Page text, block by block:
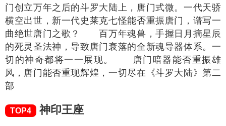
门创立万年之后的斗罗大陆上，唐门式微。一代天骄
横空出世，新一代史莱克七怪能否重振唐门，谱写一
曲绝世唐门之歌？ 百万年魂兽，手握日月摘星辰
的死灵圣法神，导致唐门衰落的全新魂导器体系。一
切的神奇都将一一展现。 唐门暗器能否重振雄
风，唐门能否重现辉煌，一切尽在《斗罗大陆》第二
部
TOP4 神印王座